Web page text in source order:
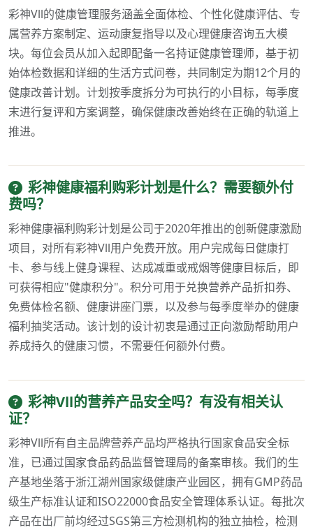
彩神Vll的健康管理服务涵盖全面体检、个性化健康评估、专
属营养方案制定、运动康复指导以及心理健康咨询五大模
块。每位会员从加入起即配备一名持证健康管理师，基于初
始体检数据和详细的生活方式问卷，共同制定为期12个月的
健康改善计划。计划按季度拆分为可执行的小目标，每季度
末进行复评和方案调整，确保健康改善始终在正确的轨道上
推进。
彩神健康福利购彩计划是什么？需要额外付
费吗？
彩神健康福利购彩计划是公司于2020年推出的创新健康激励
项目，对所有彩神Vll用户免费开放。用户完成每日健康打
卡、参与线上健身课程、达成减重或戒烟等健康目标后，即
可获得相应"健康积分"。积分可用于兑换营养产品折扣券、
免费体检名额、健康讲座门票，以及参与每季度举办的健康
福利抽奖活动。该计划的设计初衷是通过正向激励帮助用户
养成持久的健康习惯，不需要任何额外付费。
彩神Vll的营养产品安全吗？有没有相关认
证？
彩神Vll所有自主品牌营养产品均严格执行国家食品安全标
准，已通过国家食品药品监督管理局的备案审核。我们的生
产基地坐落于浙江湖州国家级健康产业园区，拥有GMP药品
级生产标准认证和ISO22000食品安全管理体系认证。每批次
产品在出厂前均经过SGS第三方检测机构的独立抽检，检测